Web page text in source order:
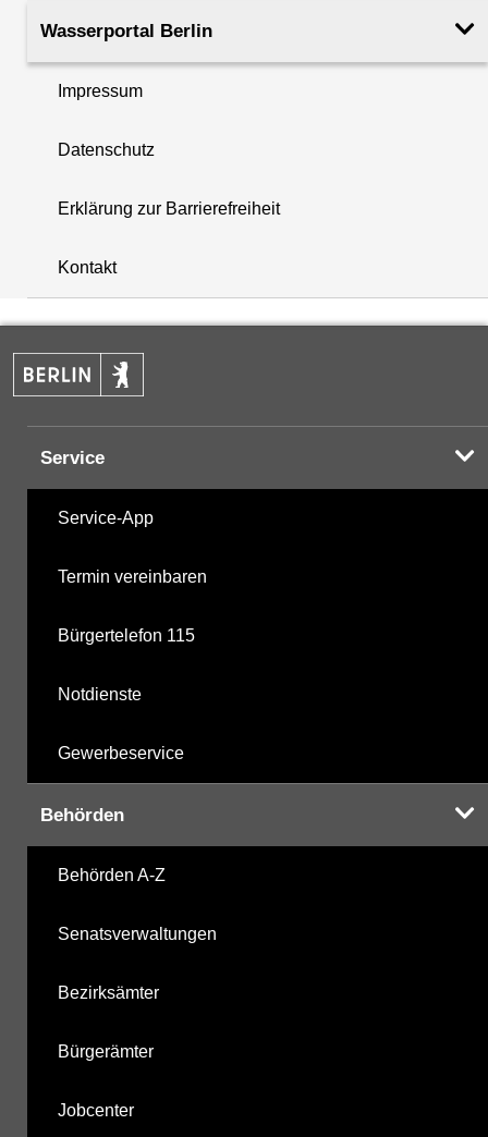
+
−
Wasserportal Berlin
Impressum
Datenschutz
Erklärung zur Barrierefreiheit
Kontakt
Service
Service-App
Termin vereinbaren
Bürgertelefon 115
Notdienste
Gewerbeservice
Behörden
Behörden A-Z
Senatsverwaltungen
Bezirksämter
Bürgerämter
Jobcenter